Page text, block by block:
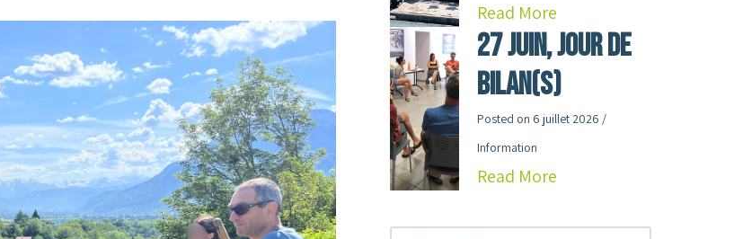
Read More
27 juin, jour de
Bilan(s)
Posted on 6 juillet 2026 /
Information
Read More